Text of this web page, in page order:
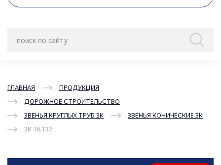
ГЛАВНАЯ
ПРОДУКЦИЯ
ДОРОЖНОЕ СТРОИТЕЛЬСТВО
ЗВЕНЬЯ КРУГЛЫХ ТРУБ ЗК
ЗВЕНЬЯ КОНИЧЕСКИЕ ЗК
ЗК 16.132